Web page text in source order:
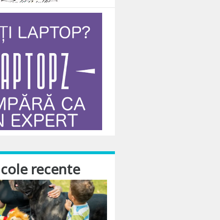
recente